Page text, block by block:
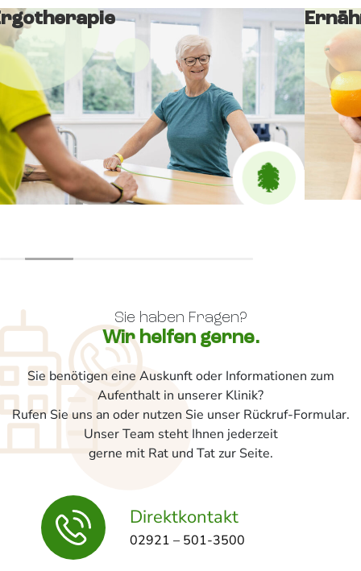
Sie haben Fragen?
Wir helfen gerne.
Sie benötigen eine Auskunft oder Informationen zum
Aufenthalt in unserer Klinik?
Rufen Sie uns an oder nutzen Sie unser Rückruf-Formular.
Unser Team steht Ihnen jederzeit
gerne mit Rat und Tat zur Seite.
Direktkontakt
02921 – 501-3500